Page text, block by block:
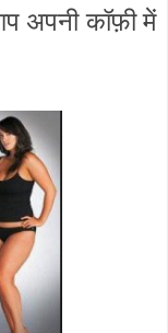
अपनी कॉफ़ी में